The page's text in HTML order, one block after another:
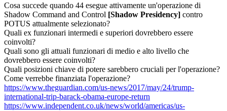
Cosa succede quando 44 esegue attivamente un'operazione di
Shadow Command and Control [Shadow Presidency] contro
POTUS attualmente selezionato?
Quali ex funzionari intermedi e superiori dovrebbero essere
coinvolti?
Quali sono gli attuali funzionari di medio e alto livello che
dovrebbero essere coinvolti?
Quali posizioni chiave di potere sarebbero cruciali per l'operazione?
Come verrebbe finanziata l'operazione?
https://www.theguardian.com/us-news/2017/may/24/trump-
international-trip-barack-obama-europe-return
https://www.independent.co.uk/news/world/americas/us-